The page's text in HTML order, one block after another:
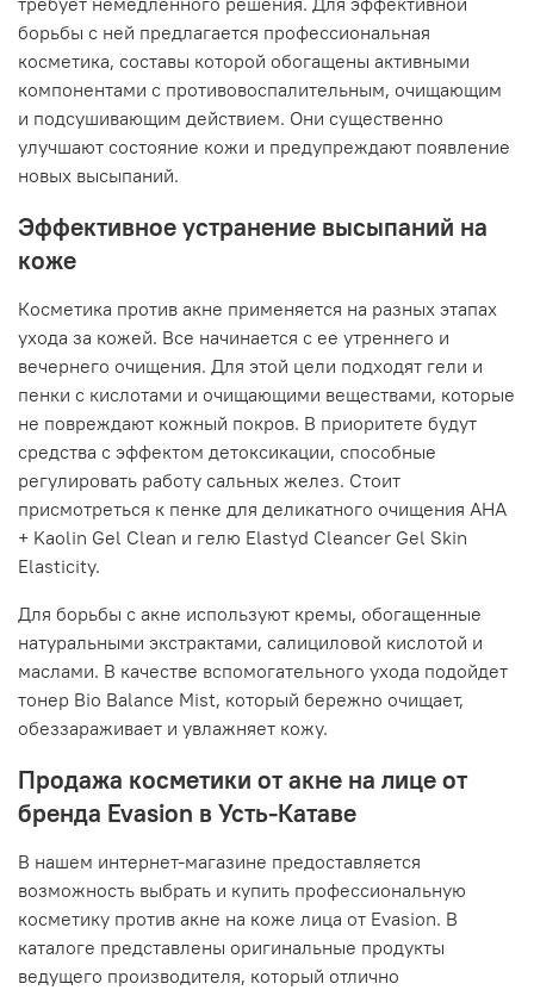
борьбы с ней предлагается профессиональная
косметика, составы которой обогащены активными
компонентами с противовоспалительным, очищающим
и подсушивающим действием. Они существенно
улучшают состояние кожи и предупреждают появление
новых высыпаний.
Эффективное устранение высыпаний на
коже
Косметика против акне применяется на разных этапах
ухода за кожей. Все начинается с ее утреннего и
вечернего очищения. Для этой цели подходят гели и
пенки с кислотами и очищающими веществами, которые
не повреждают кожный покров. В приоритете будут
средства с эффектом детоксикации, способные
регулировать работу сальных желез. Стоит
присмотреться к пенке для деликатного очищения AHA
+ Kaolin Gel Clean и гелю Elastyd Cleancer Gel Skin
Elasticity.
Для борьбы с акне используют кремы, обогащенные
натуральными экстрактами, салициловой кислотой и
маслами. В качестве вспомогательного ухода подойдет
тонер Bio Balance Mist, который бережно очищает,
обеззараживает и увлажняет кожу.
Продажа косметики от акне на лице от
бренда Evasion в Усть-Катаве
В нашем интернет-магазине предоставляется
возможность выбрать и купить профессиональную
косметику против акне на коже лица от Evasion. В
каталоге представлены оригинальные продукты
ведущего производителя, который отлично